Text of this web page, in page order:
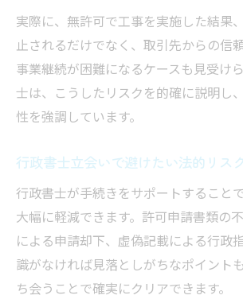
実際に、無許可で工事を実施した結果
止されるだけでなく、取引先からの信
事業継続が困難になるケースも見受け
士は、こうしたリスクを的確に説明し
性を強調しています。
行政書士立会いで避けたい法的リスク
行政書士が手続きをサポートすること
大幅に軽減できます。許可申請書類の
による申請却下、虚偽記載による行政
識がなければ見落としがちなポイント
ち会うことで確実にクリアできます。